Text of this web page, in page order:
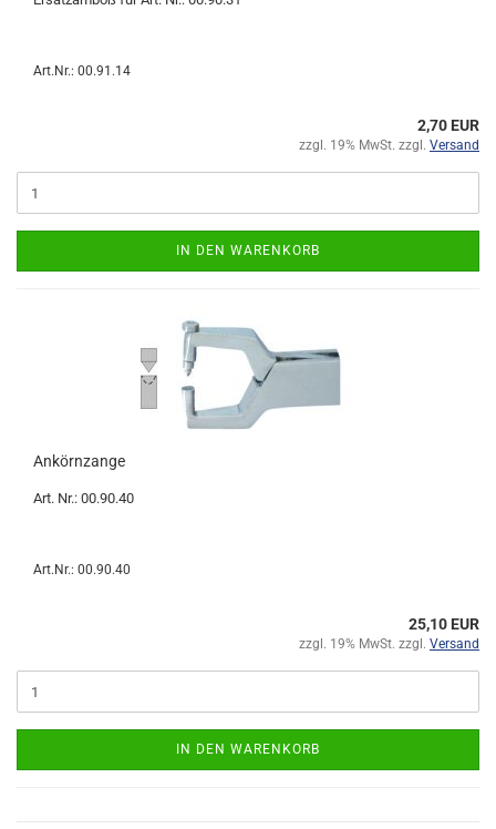
Art.Nr.: 00.91.14
2,70 EUR
zzgl. 19% MwSt. zzgl. Versand
IN DEN WARENKORB
Ankörnzange
Art. Nr.: 00.90.40
Art.Nr.: 00.90.40
25,10 EUR
zzgl. 19% MwSt. zzgl. Versand
IN DEN WARENKORB